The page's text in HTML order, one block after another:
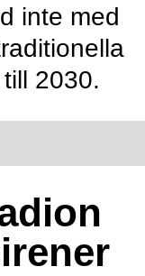
inte med
2030.